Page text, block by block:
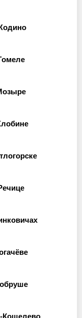
Кошелево